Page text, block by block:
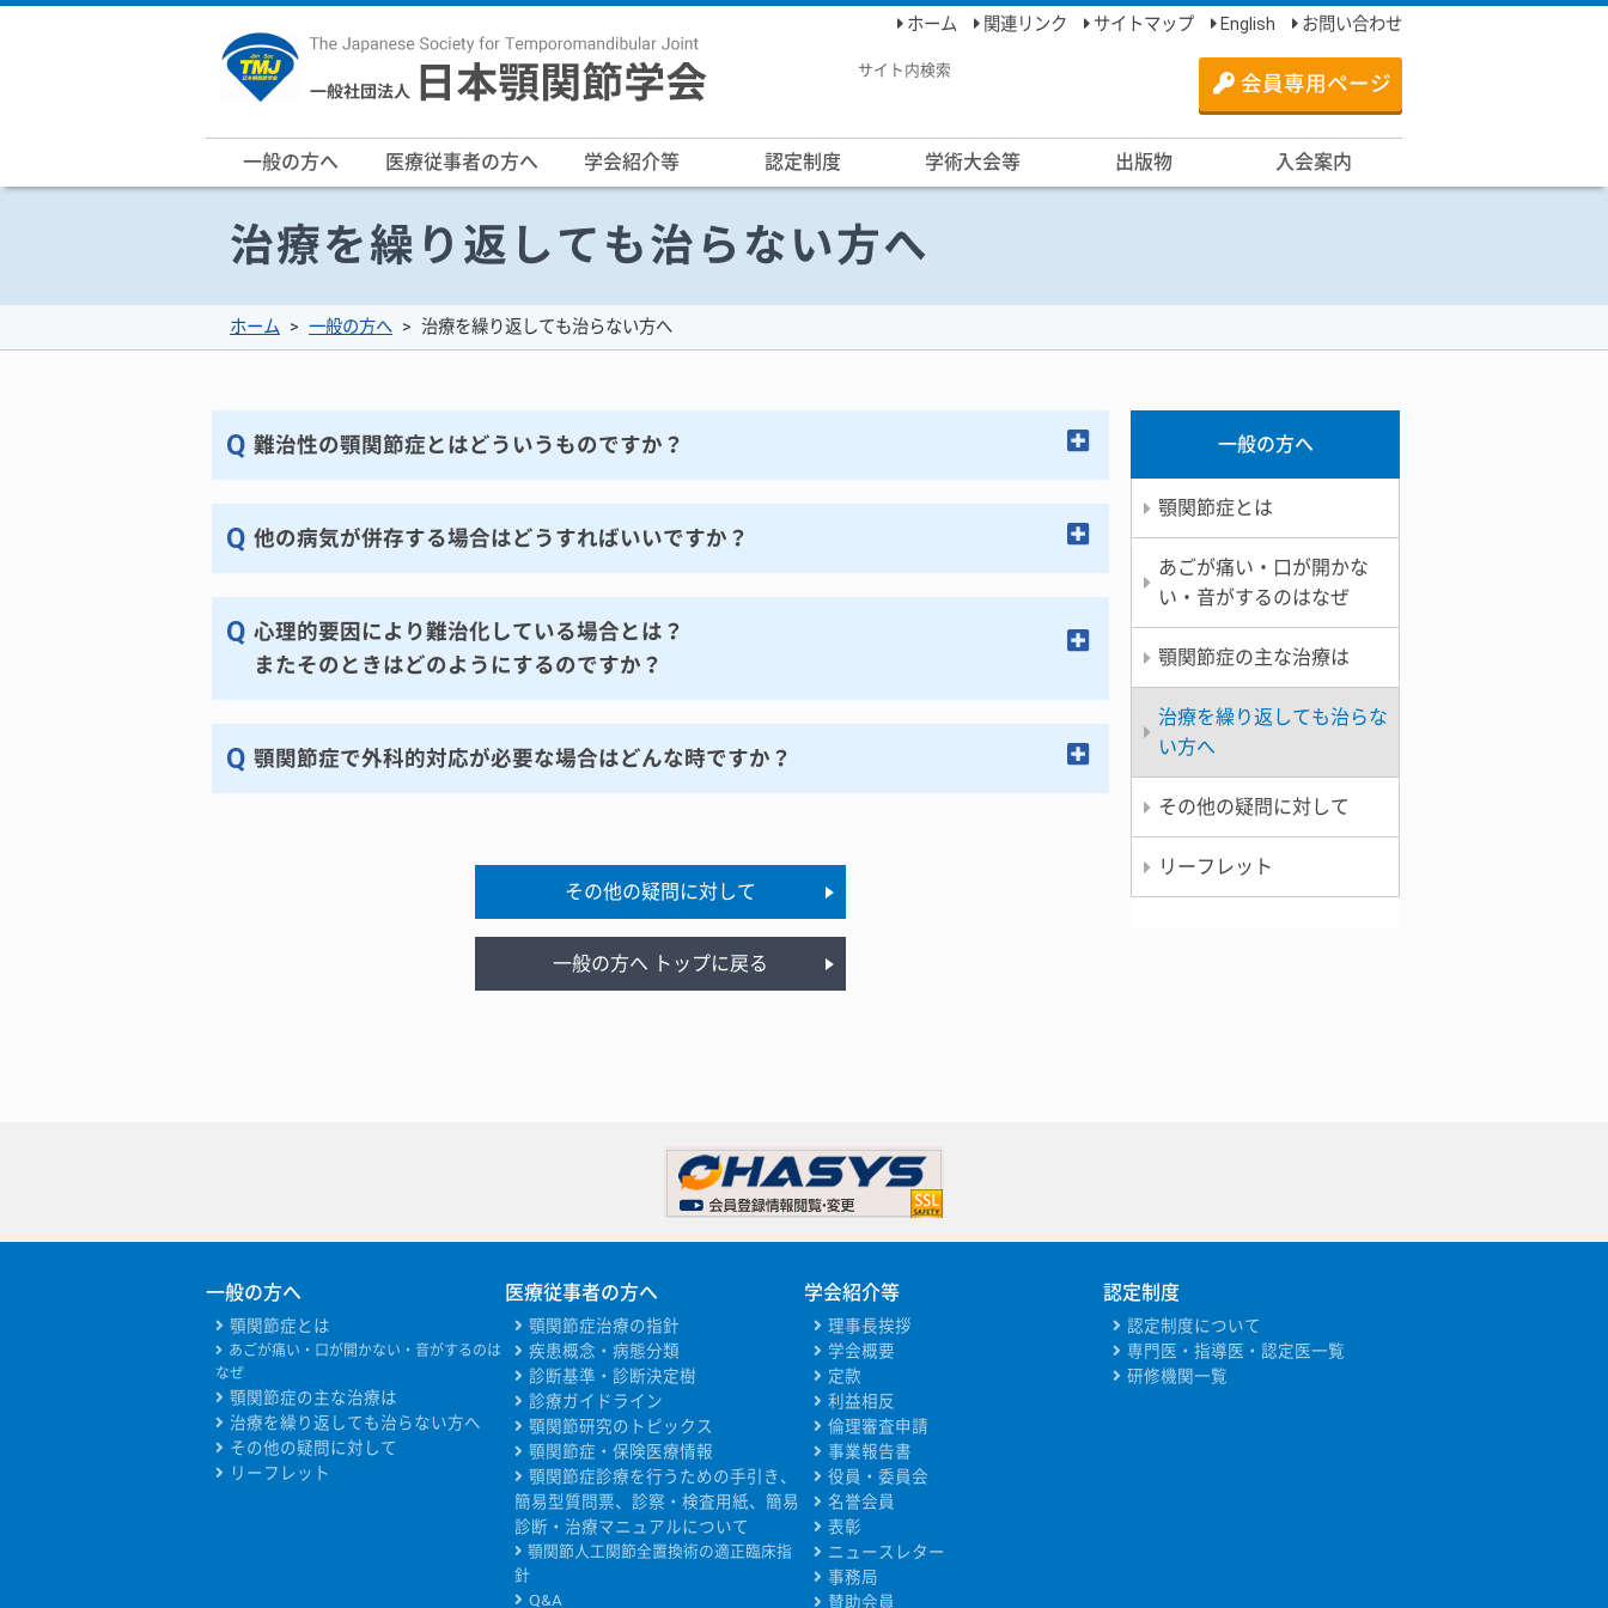
ホーム 関連リンク サイトマップ English お問い合わせ
会員専用ページ
サイト内検索
一般の方へ 医療従事者の方へ 学会紹介等 認定制度 学術大会等 出版物 入会案内
治療を繰り返しても治らない方へ
ホーム 一般の方へ 治療を繰り返しても治らない方へ
難治性の顎関節症とはどういうものですか？
他の病気が併存する場合はどうすればいいですか？
心理的要因により難治化している場合とは？
またそのときはどのようにするのですか？
顎関節症で外科的対応が必要な場合はどんな時ですか？
その他の疑問に対して
一般の方へ トップに戻る
一般の方へ
顎関節症とは
あごが痛い・口が開かな
い・音がするのはなぜ
顎関節症の主な治療は
治療を繰り返しても治らな
い方へ
その他の疑問に対して
リーフレット
一般の方へ
顎関節症とは
あごが痛い・口が開かない・音がするのは
なぜ
顎関節症の主な治療は
治療を繰り返しても治らない方へ
その他の疑問に対して
リーフレット
医療従事者の方へ
顎関節症治療の指針
疾患概念・病態分類
診断基準・診断決定樹
診療ガイドライン
顎関節研究のトピックス
顎関節症・保険医療情報
顎関節症診療を行うための手引き、
簡易型質問票、診察・検査用紙、簡易
診断・治療マニュアルについて
顎関節人工関節全置換術の適正臨床指
針
Q&A
学会紹介等
理事長挨拶
学会概要
定款
利益相反
倫理審査申請
事業報告書
役員・委員会
名誉会員
表彰
ニュースレター
事務局
賛助会員
認定制度
認定制度について
専門医・指導医・認定医一覧
研修機関一覧